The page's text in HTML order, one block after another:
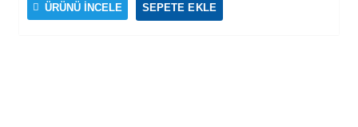
ÜRÜNÜ İNCELE SEPETE EKLE